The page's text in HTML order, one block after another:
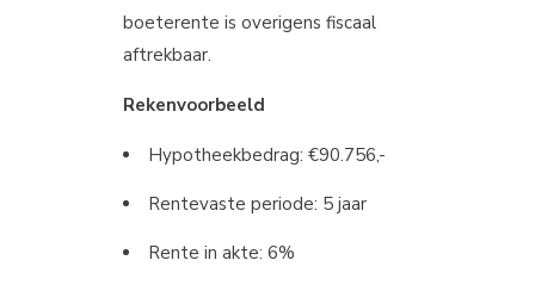
boeterente is overigens fiscaal
aftrekbaar.
Rekenvoorbeeld
Hypotheekbedrag: €90.756,-
Rentevaste periode: 5 jaar
Rente in akte: 6%